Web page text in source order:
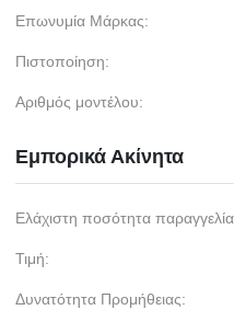
Επωνυμία Μάρκας:
Πιστοποίηση:
Αριθμός μοντέλου:
Εμπορικά Ακίνητα
Ελάχιστη ποσότητα
Τιμή:
Δυνατότητα Προμήθειας: